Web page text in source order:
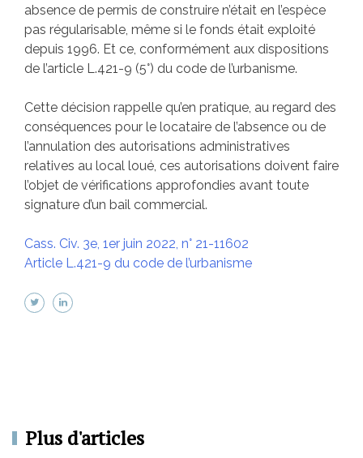
absence de permis de construire n’était en l’espèce
pas régularisable, même si le fonds était exploité
depuis 1996. Et ce, conformément aux dispositions
de l’article L.421-9 (5°) du code de l’urbanisme.
Cette décision rappelle qu’en pratique, au regard des
conséquences pour le locataire de l’absence ou de
l’annulation des autorisations administratives
relatives au local loué, ces autorisations doivent faire
l’objet de vérifications approfondies avant toute
signature d’un bail commercial.
Cass. Civ. 3e, 1er juin 2022, n° 21-11602
Article L.421-9 du code de l’urbanisme
Plus d'articles